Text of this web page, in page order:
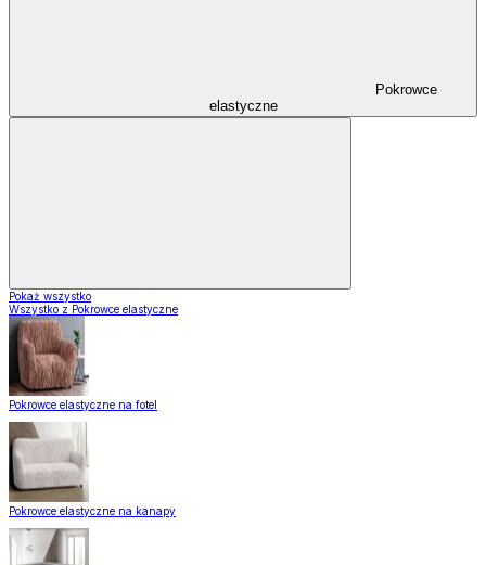
Pokrowce
elastyczne
Pokaż wszystko
Wszystko z Pokrowce elastyczne
Pokrowce elastyczne na fotel
Pokrowce elastyczne na kanapy